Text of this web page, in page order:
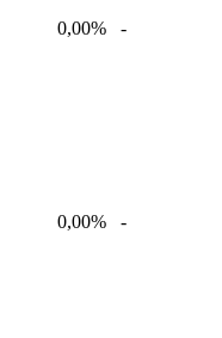
0,00% -
0,00% -